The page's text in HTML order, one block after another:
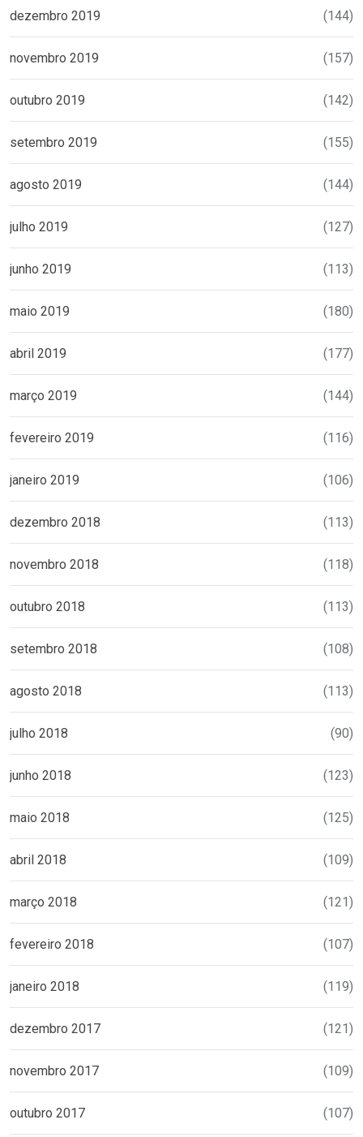
dezembro 2019 (144)
novembro 2019 (157)
outubro 2019 (142)
setembro 2019 (155)
agosto 2019 (144)
julho 2019 (127)
junho 2019 (113)
maio 2019 (180)
abril 2019 (177)
março 2019 (144)
fevereiro 2019 (116)
janeiro 2019 (106)
dezembro 2018 (113)
novembro 2018 (118)
outubro 2018 (113)
setembro 2018 (108)
agosto 2018 (113)
julho 2018 (90)
junho 2018 (123)
maio 2018 (125)
abril 2018 (109)
março 2018 (121)
fevereiro 2018 (107)
janeiro 2018 (119)
dezembro 2017 (121)
novembro 2017 (109)
outubro 2017 (107)